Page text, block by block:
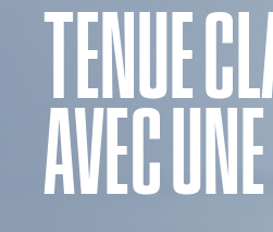
TENUE
AVEC